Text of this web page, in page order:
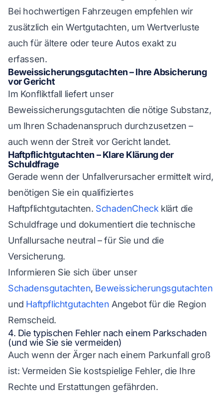
Bei hochwertigen Fahrzeugen empfehlen wir
zusätzlich ein Wertgutachten, um Wertverluste
auch für ältere oder teure Autos exakt zu
erfassen.
Beweissicherungsgutachten – Ihre Absicherung
vor Gericht
Im Konfliktfall liefert unser
Beweissicherungsgutachten die nötige Substanz,
um Ihren Schadenanspruch durchzusetzen –
auch wenn der Streit vor Gericht landet.
Haftpflichtgutachten – Klare Klärung der
Schuldfrage
Gerade wenn der Unfallverursacher ermittelt wird,
benötigen Sie ein qualifiziertes
Haftpflichtgutachten. SchadenCheck klärt die
Schuldfrage und dokumentiert die technische
Unfallursache neutral – für Sie und die
Versicherung.
Informieren Sie sich über unser
Schadensgutachten, Beweissicherungsgutachten
und Haftpflichtgutachten Angebot für die Region
Remscheid.
4. Die typischen Fehler nach einem Parkschaden
(und wie Sie sie vermeiden)
Auch wenn der Ärger nach einem Parkunfall groß
ist: Vermeiden Sie kostspielige Fehler, die Ihre
Rechte und Erstattungen gefährden.